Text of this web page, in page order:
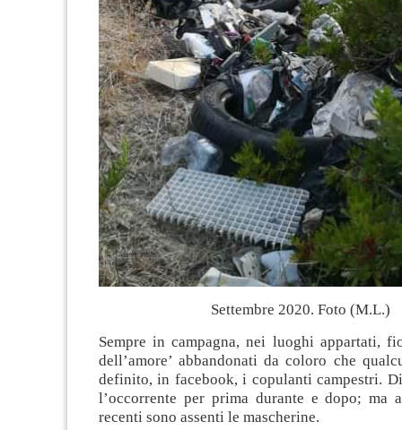
Settembre 2020. Foto (M.L.)
Sempre in campagna, nei luoghi appartati,
dell’amore’ abbandonati da coloro che
definito, in facebook, i copulanti campestri.
l’occorrente per prima durante e dopo; ma
recenti sono assenti le mascherine.